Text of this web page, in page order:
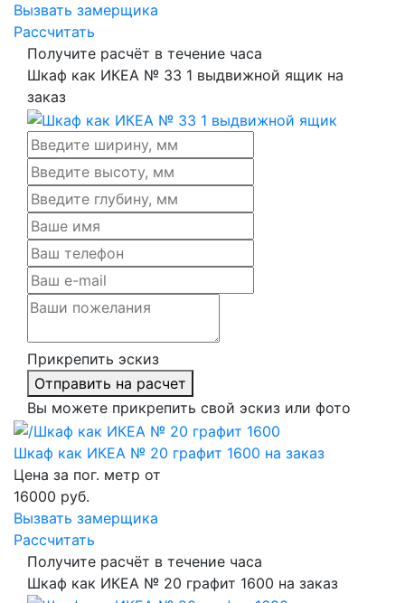
Вызвать замерщика
Рассчитать
Получите расчёт в течение часа
Шкаф как ИКЕА № 33 1 выдвижной ящик на
заказ
Прикрепить эскиз
Отправить на расчет
Вы можете прикрепить свой эскиз или фото
Шкаф как ИКЕА № 20 графит 1600 на заказ
Цена за пог. метр от
16000 руб.
Вызвать замерщика
Рассчитать
Получите расчёт в течение часа
Шкаф как ИКЕА № 20 графит 1600 на заказ